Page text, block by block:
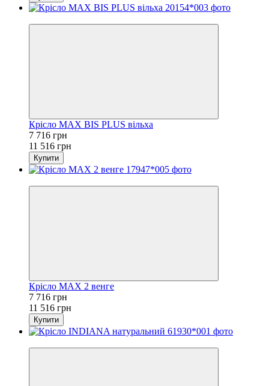
Крісло MAX BIS PLUS вільха
7 716 грн
11 516 грн
Купити
Крісло MAX 2 венге
7 716 грн
11 516 грн
Купити